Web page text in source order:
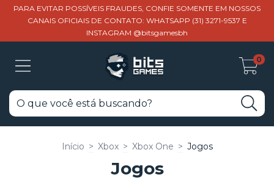
PARA EVITAR POSSÍVEIS FRAUDES, CONFIE SOMENTE EM NOSSOS
CANAIS OFICIAIS DE CONTATO: WHATSAPP (31) 3271-9537 E
INSTAGRAM @bitsgamesbh
0
Início > Xbox > Xbox One > Jogos
Jogos